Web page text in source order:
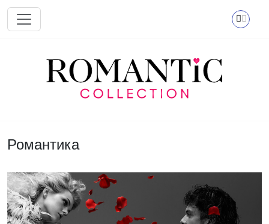
Перейти к основному содержанию
Романтика